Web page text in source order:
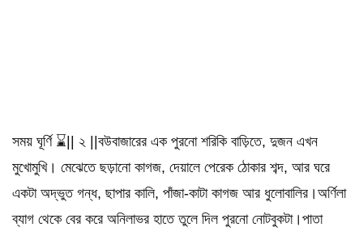
সময় ঘূর্ণি ⌛️|| ২ ||বউবাজারের এক পুরনো শরিকি বাড়িতে, দুজন এখন
মুখোমুখি। মেঝেতে ছড়ানো কাগজ, দেয়ালে পেরেক ঠোকার শব্দ, আর ঘরে
একটা অদ্ভুত গন্ধ, ছাপার কালি, পাঁজা-কাটা কাগজ আর ধুলোবালির।অর্ণিলা
ব্যাগ থেকে বের করে অনিলাভর হাতে তুলে দিল পুরনো নোটবুকটা।পাতা